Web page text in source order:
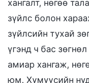
хангалт, нөгөө
зүйлс болон
зүйлсийн тухай
үгэнд ч бас
амиар хангаж,
юм. Хүмүүсийн